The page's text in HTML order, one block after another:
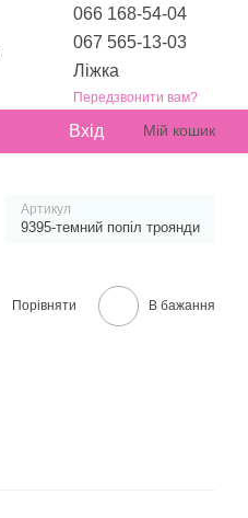
066 168-54-04
067 565-13-03
Ліжка
Передзвонити вам?
Вхід Мій кошик
Артикул
9395-темний попіл троянди
Порівняти В бажання